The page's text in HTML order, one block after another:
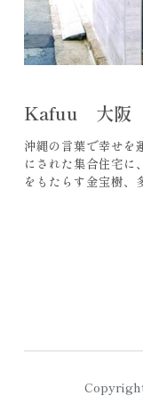
Kafuu 大阪
沖縄の言葉で幸せ
にされた集合住宅に
をもたらす金宝樹、